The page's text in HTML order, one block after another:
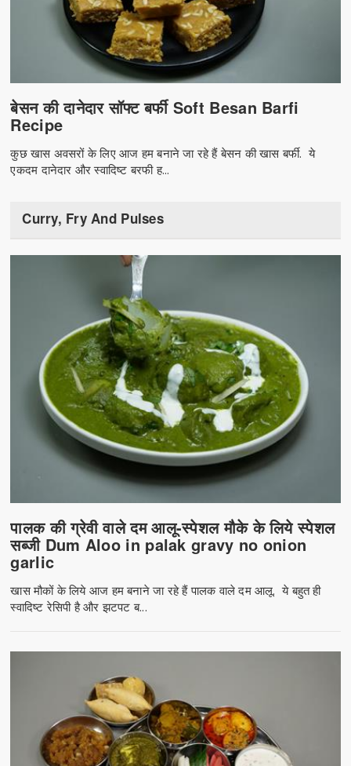
बेसन की दानेदार सॉफ्ट बर्फी Soft Besan Barfi
Recipe
कुछ खास अवसरों के लिए आज हम बनाने जा रहे हैं बेसन की खास बर्फी. ये
एकदम दानेदार और स्वादिष्ट बरफी ह...
Curry, Fry And Pulses
पालक की ग्रेवी वाले दम आलू-स्पेशल मौके के लिये स्पेशल
सब्जी Dum Aloo in palak gravy no onion
garlic
खास मौकों के लिये आज हम बनाने जा रहे हैं पालक वाले दम आलू. ये बहुत ही
स्वादिष्ट रेसिपी है और झटपट ब...